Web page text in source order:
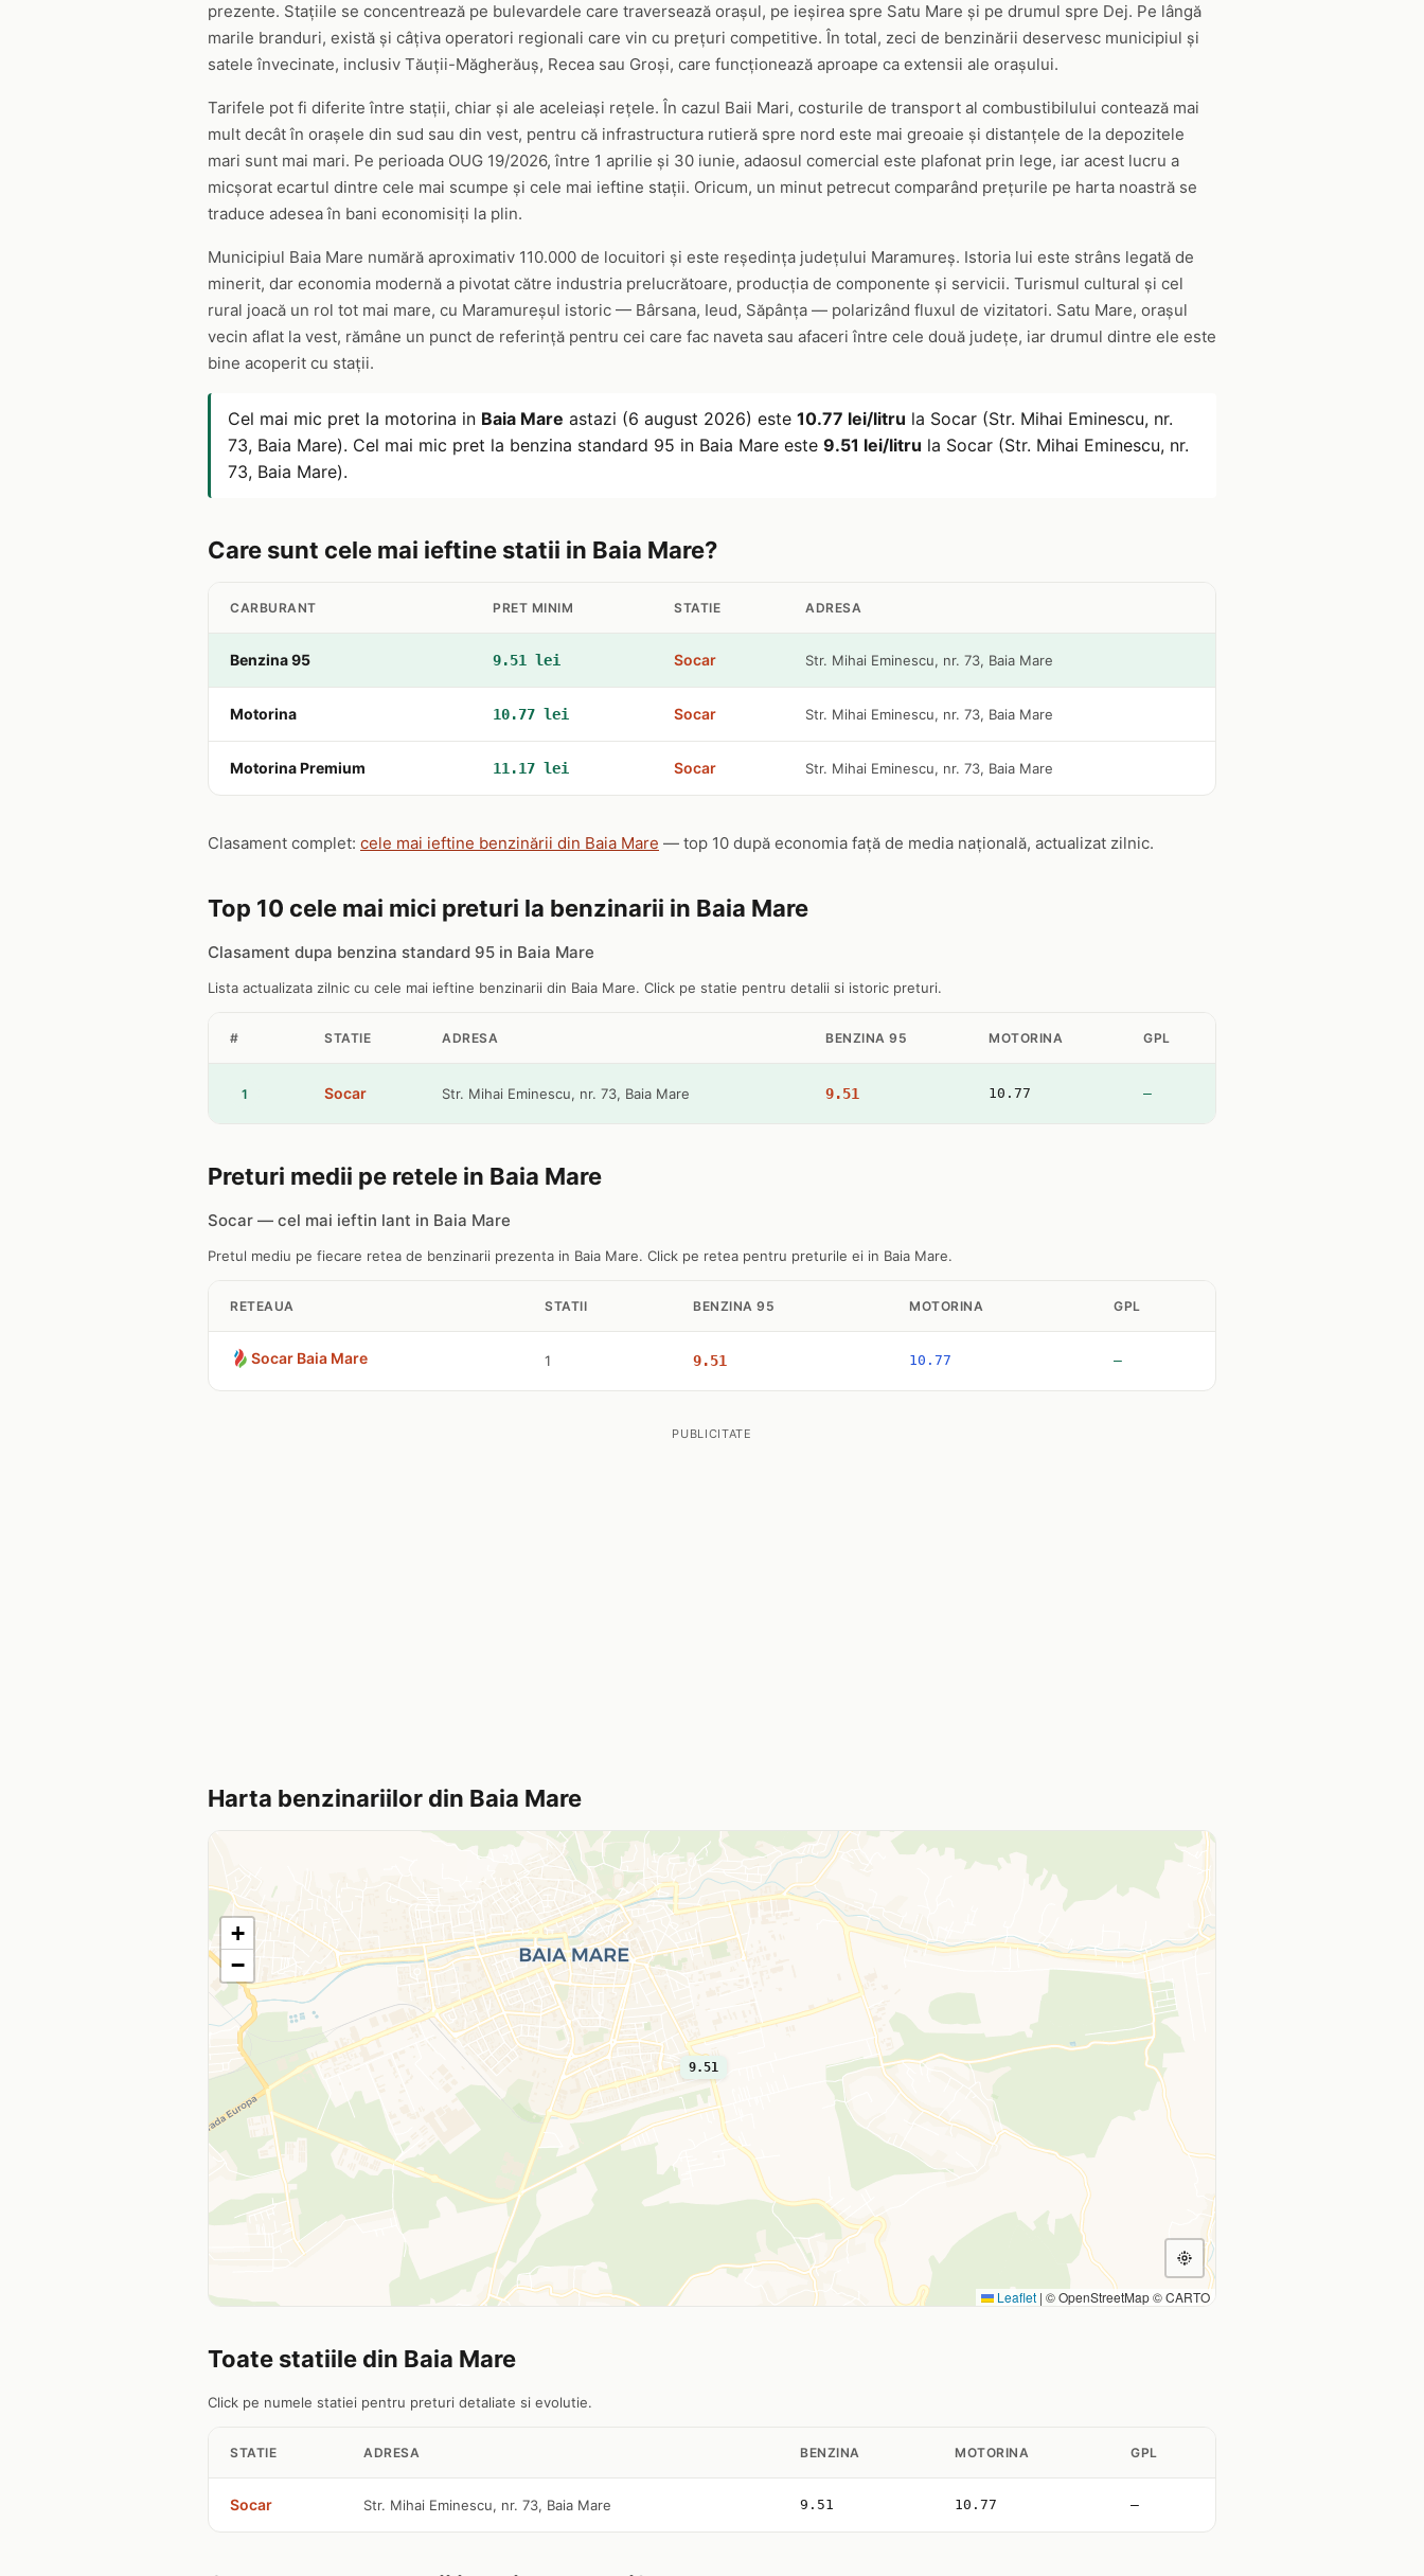
prezente. Stațiile se concentrează pe bulevardele care traversează orașul, pe ieșirea spre Satu Mare și pe drumul spre Dej. Pe lângă
marile branduri, există și câțiva operatori regionali care vin cu prețuri competitive. În total, zeci de benzinării deservesc municipiul și
satele învecinate, inclusiv Tăuții-Măgherăuș, Recea sau Groși, care funcționează aproape ca extensii ale orașului.
Tarifele pot fi diferite între stații, chiar și ale aceleiași rețele. În cazul Baii Mari, costurile de transport al combustibilului contează mai
mult decât în orașele din sud sau din vest, pentru că infrastructura rutieră spre nord este mai greoaie și distanțele de la depozitele
mari sunt mai mari. Pe perioada OUG 19/2026, între 1 aprilie și 30 iunie, adaosul comercial este plafonat prin lege, iar acest lucru a
micșorat ecartul dintre cele mai scumpe și cele mai ieftine stații. Oricum, un minut petrecut comparând prețurile pe harta noastră se
traduce adesea în bani economisiți la plin.
Municipiul Baia Mare numără aproximativ 110.000 de locuitori și este reședința județului Maramureș. Istoria lui este strâns legată de
minerit, dar economia modernă a pivotat către industria prelucrătoare, producția de componente și servicii. Turismul cultural și cel
rural joacă un rol tot mai mare, cu Maramureșul istoric — Bârsana, Ieud, Săpânța — polarizând fluxul de vizitatori. Satu Mare, orașul
vecin aflat la vest, rămâne un punct de referință pentru cei care fac naveta sau afaceri între cele două județe, iar drumul dintre ele este
bine acoperit cu stații.
Cel mai mic pret la motorina in Baia Mare astazi (6 august 2026) este 10.77 lei/litru la Socar (Str. Mihai Eminescu, nr.
73, Baia Mare). Cel mai mic pret la benzina standard 95 in Baia Mare este 9.51 lei/litru la Socar (Str. Mihai Eminescu, nr.
73, Baia Mare).
Care sunt cele mai ieftine statii in Baia Mare?
CARBURANT PRET MINIM STATIE ADRESA
Benzina 95 9.51 lei Socar Str. Mihai Eminescu, nr. 73, Baia Mare
Motorina 10.77 lei Socar Str. Mihai Eminescu, nr. 73, Baia Mare
Motorina Premium 11.17 lei Socar Str. Mihai Eminescu, nr. 73, Baia Mare
Clasament complet: cele mai ieftine benzinării din Baia Mare — top 10 după economia față de media națională, actualizat zilnic.
Top 10 cele mai mici preturi la benzinarii in Baia Mare
Clasament dupa benzina standard 95 in Baia Mare
Lista actualizata zilnic cu cele mai ieftine benzinarii din Baia Mare. Click pe statie pentru detalii si istoric preturi.
# STATIE ADRESA BENZINA 95 MOTORINA GPL
1 Socar Str. Mihai Eminescu, nr. 73, Baia Mare 9.51 10.77 —
Preturi medii pe retele in Baia Mare
Socar — cel mai ieftin lant in Baia Mare
Pretul mediu pe fiecare retea de benzinarii prezenta in Baia Mare. Click pe retea pentru preturile ei in Baia Mare.
RETEAUA STATII BENZINA 95 MOTORINA GPL
Socar Baia Mare 1 9.51 10.77 —
PUBLICITATE
Harta benzinariilor din Baia Mare
9.51
+
−
Leaflet | © OpenStreetMap © CARTO
Toate statiile din Baia Mare
Click pe numele statiei pentru preturi detaliate si evolutie.
STATIE ADRESA BENZINA MOTORINA GPL
Socar Str. Mihai Eminescu, nr. 73, Baia Mare 9.51 10.77 —